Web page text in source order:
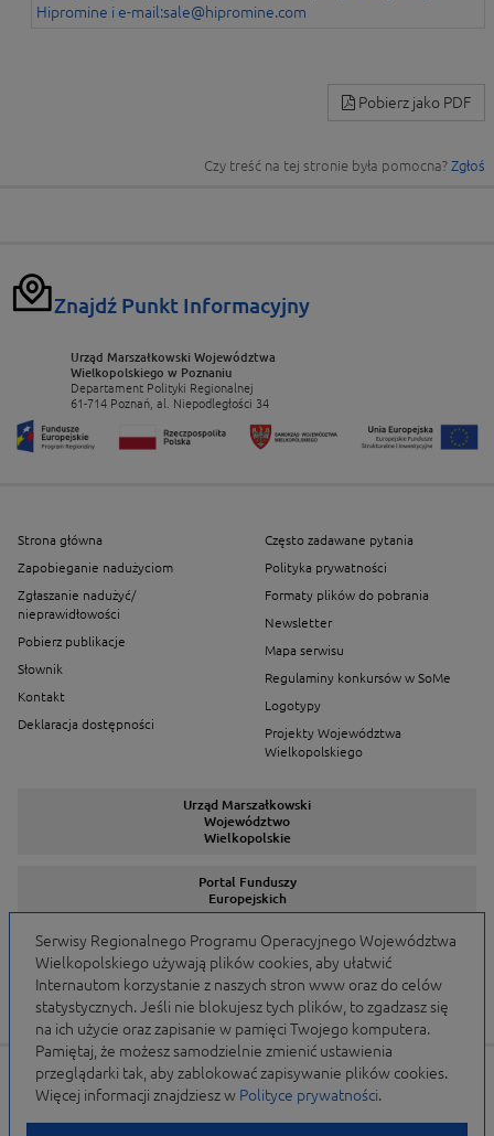
Pobierz jako PDF
Czy treść na tej stronie była pomocna? Zgłoś
Znajdź Punkt Informacyjny
Urząd Marszałkowski Województwa
Wielkopolskiego w Poznaniu
Departament Polityki Regionalnej
61-714 Poznań, al. Niepodległości 34
Strona główna
Zapobieganie nadużyciom
Zgłaszanie nadużyć/
nieprawidłowości
Pobierz publikacje
Słownik
Kontakt
Deklaracja dostępności
Często zadawane pytania
Polityka prywatności
Formaty plików do pobrania
Newsletter
Mapa serwisu
Regulaminy konkursów w SoMe
Logotypy
Projekty Województwa
Wielkopolskiego
Urząd Marszałkowski
Województwo
Wielkopolskie
Portal Funduszy
Europejskich
Serwisy Programów
Portal finansowany przez Unię Europejską w ramach
WRPO 2007-2013 i WRPO 2014-2020 oraz budżet
Serwisy Regionalnego Programu Operacyjnego Województwa
Wielkopolskiego używają plików cookies, aby ułatwić
Internautom korzystanie z naszych stron www oraz do celów
statystycznych. Jeśli nie blokujesz tych plików, to zgadzasz się
na ich użycie oraz zapisanie w pamięci Twojego komputera.
Pamiętaj, że możesz samodzielnie zmienić ustawienia
przeglądarki tak, aby zablokować zapisywanie plików cookies.
Więcej informacji znajdziesz w Polityce prywatności.